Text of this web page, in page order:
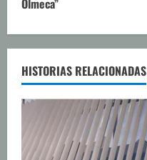
e
l
e
y
e
HISTORIAS RELACIONADAS